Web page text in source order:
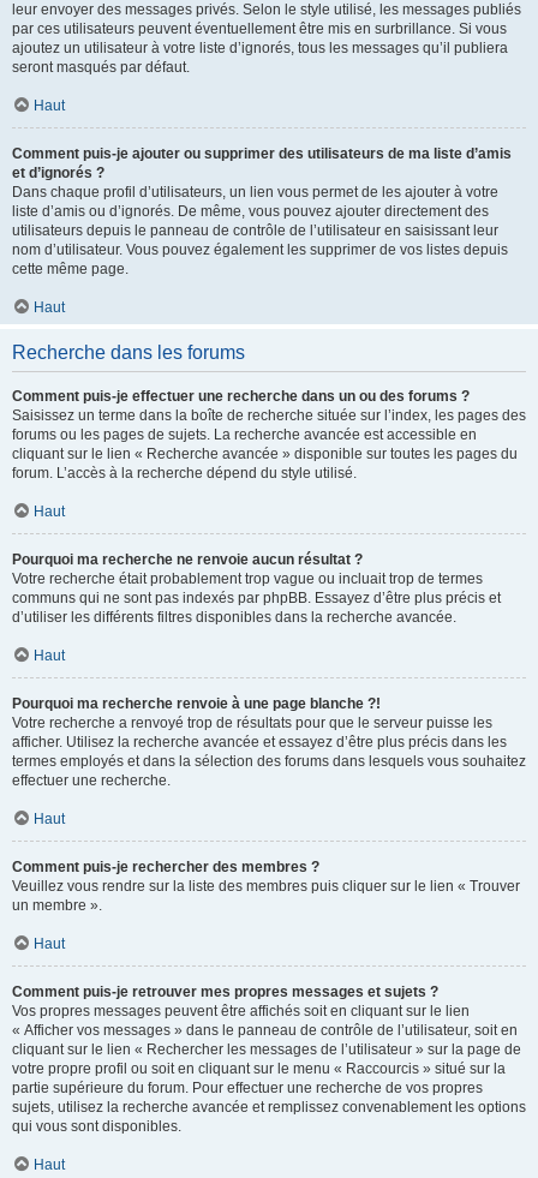
leur envoyer des messages privés. Selon le style utilisé, les messages publiés
par ces utilisateurs peuvent éventuellement être mis en surbrillance. Si vous
ajoutez un utilisateur à votre liste d’ignorés, tous les messages qu’il publiera
seront masqués par défaut.
Haut
Comment puis-je ajouter ou supprimer des utilisateurs de ma liste d’amis
et d’ignorés ?
Dans chaque profil d’utilisateurs, un lien vous permet de les ajouter à votre
liste d’amis ou d’ignorés. De même, vous pouvez ajouter directement des
utilisateurs depuis le panneau de contrôle de l’utilisateur en saisissant leur
nom d’utilisateur. Vous pouvez également les supprimer de vos listes depuis
cette même page.
Haut
Recherche dans les forums
Comment puis-je effectuer une recherche dans un ou des forums ?
Saisissez un terme dans la boîte de recherche située sur l’index, les pages des
forums ou les pages de sujets. La recherche avancée est accessible en
cliquant sur le lien « Recherche avancée » disponible sur toutes les pages du
forum. L’accès à la recherche dépend du style utilisé.
Haut
Pourquoi ma recherche ne renvoie aucun résultat ?
Votre recherche était probablement trop vague ou incluait trop de termes
communs qui ne sont pas indexés par phpBB. Essayez d’être plus précis et
d’utiliser les différents filtres disponibles dans la recherche avancée.
Haut
Pourquoi ma recherche renvoie à une page blanche ?!
Votre recherche a renvoyé trop de résultats pour que le serveur puisse les
afficher. Utilisez la recherche avancée et essayez d’être plus précis dans les
termes employés et dans la sélection des forums dans lesquels vous souhaitez
effectuer une recherche.
Haut
Comment puis-je rechercher des membres ?
Veuillez vous rendre sur la liste des membres puis cliquer sur le lien « Trouver
un membre ».
Haut
Comment puis-je retrouver mes propres messages et sujets ?
Vos propres messages peuvent être affichés soit en cliquant sur le lien
« Afficher vos messages » dans le panneau de contrôle de l’utilisateur, soit en
cliquant sur le lien « Rechercher les messages de l’utilisateur » sur la page de
votre propre profil ou soit en cliquant sur le menu « Raccourcis » situé sur la
partie supérieure du forum. Pour effectuer une recherche de vos propres
sujets, utilisez la recherche avancée et remplissez convenablement les options
qui vous sont disponibles.
Haut